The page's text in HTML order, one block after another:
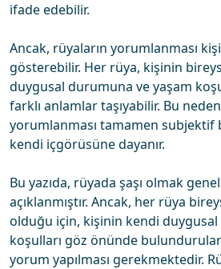
ifade edebilir.
Ancak, rüyaların yorumlanması
gösterebilir. Her rüya, kişinin
duygusal durumuna ve yaşam
farklı anlamlar taşıyabilir. Bu
yorumlanması tamamen
kendi içgörüsüne dayanır.
Bu yazıda, rüyada şaşı olmak
açıklanmıştır. Ancak, her rüya
olduğu için, kişinin kendi
koşulları göz önünde
yorum yapılması gerekmektedir.